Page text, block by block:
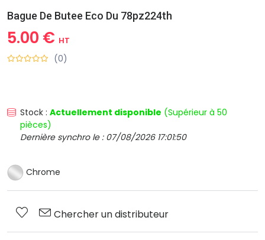
Bague De Butee Eco Du 78pz224th
5.00 € HT
(0)
Stock : Actuellement disponible (Supérieur à 50
pièces)
Dernière synchro le : 07/08/2026 17:01:50
Chrome
Chercher un distributeur